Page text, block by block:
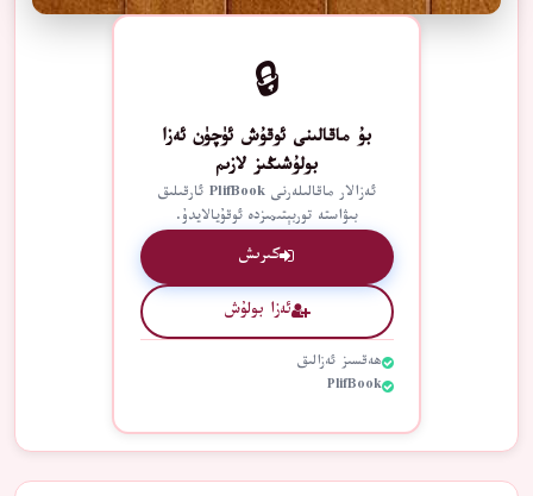
🔒
بۇ ماقالىنى ئوقۇش ئۈچۈن ئەزا
بولۇشىڭىز لازىم
ئەزالار ماقالىلەرنى PlifBook ئارقىلىق
بىۋاستە توربېتىمىزدە ئوقۇيالايدۇ.
كىرىش
ئەزا بولۇش
ھەقسىز ئەزالىق
PlifBook